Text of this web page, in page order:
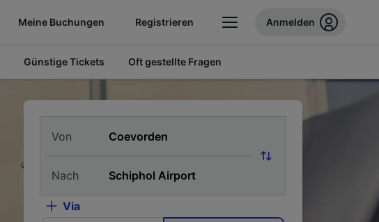
Meine Buchungen Registrieren Anmelden
Günstige Tickets Oft gestellte Fragen
Von
Nach
Via